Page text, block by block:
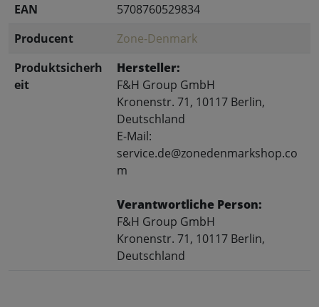
EAN
5708760529834
Producent
Zone-Denmark
Produktsicherh
eit
Hersteller:
F&H Group GmbH
Kronenstr. 71, 10117 Berlin,
Deutschland
E-Mail:
service.de@zonedenmarkshop.co
m
Verantwortliche Person:
F&H Group GmbH
Kronenstr. 71, 10117 Berlin,
Deutschland